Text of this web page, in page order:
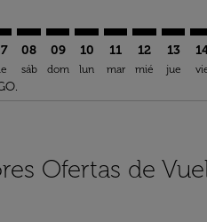
08
sáb
09
dom
10
lun
11
mar
12
mié
13
jue
Ofertas de